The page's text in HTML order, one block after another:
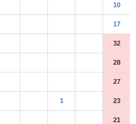
10
17
32
28
27
1 23
21